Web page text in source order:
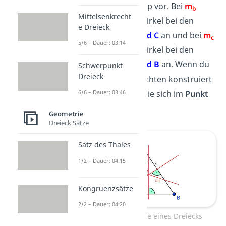
demselben Prinzip vor. Bei mb
setzt du deinen Zirkel bei den
Eckpunkten A und Can und bei mc
setzt du deinen Zirkel bei den
Eckpunkten A und B an. Wenn du
alle Mittelsenkrechten konstruiert
hast,schneiden sie sich im Punkt
Mittelsenkrechte eines Dreiecks
Mittelsenkrecht
e Dreieck
5/6 – Dauer: 03:14
Schwerpunkt
Dreieck
6/6 – Dauer: 03:46
Geometrie
Dreieck Sätze
Satz des Thales
1/2 – Dauer: 04:15
Kongruenzsätze
2/2 – Dauer: 04:20